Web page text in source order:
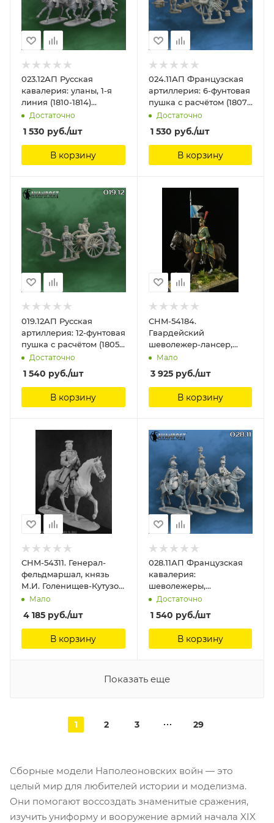
023.12АП Русская
кавалерия: уланы, 1-я
линия (1810-1814)
Аванпост, 28 мм
Достаточно
1 530 руб./шт
В корзину
024.11АП Французская
артиллерия: 6-фунтовая
пушка с расчётом (1807-
1812) Аванпост, 28 мм
Достаточно
1 530 руб./шт
В корзину
019.12АП Русская
артиллерия: 12-фунтовая
пушка с расчётом (1805-
1812) Аванпост, 28 мм
Достаточно
1 540 руб./шт
В корзину
CHM-54184.
Гвардейский
шеволежер-лансер,
Вестфалия 1811-13 гг. 54
мм. Материал - смола.
Chronos Miniatures, 54
мм
Мало
3 925руб./шт
В корзину
CHM-54311. Генерал-
фельдмаршал, князь
М.И. Голенищев-Кутузов,
Россия 1812 г. Материал
- смола. Chronos
Miniatures, 54 мм
Мало
4 185 руб./шт
В корзину
028.11АП Французская
кавалерия:
шеволежеры,
командная группа (1811-
1814) Аванпост, 28 мм
Достаточно
1 540 руб./шт
В корзину
Показать еще
1 2 3 29
Сборные модели Наполеоновских войн — это
целый мир для любителей истории и моделизма.
Они помогают воссоздать знаменитые сражения,
изучить униформу и вооружение армий начала XIX